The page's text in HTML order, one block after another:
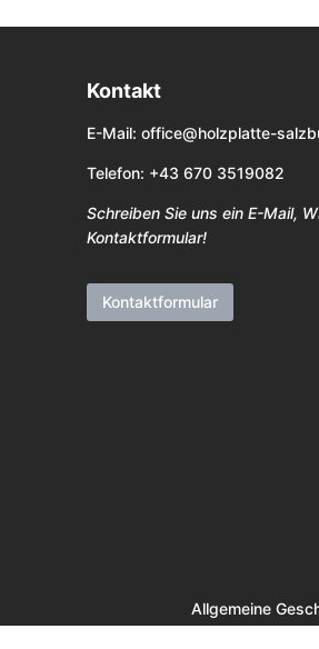
Kontakt
E-Mail: office@holzplatte-
Telefon: +43 670 3519082
Schreiben Sie uns ein E-Mail,
Kontaktformular!
Kontaktformular
Allgemeine